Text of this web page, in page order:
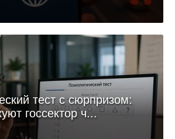
тест с сюрпризом:
госсектор ч...